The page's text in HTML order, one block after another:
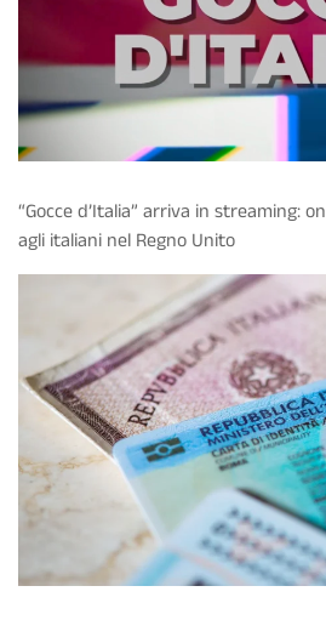
“Gocce d’Italia” arriva in streaming:
agli italiani nel Regno Unito